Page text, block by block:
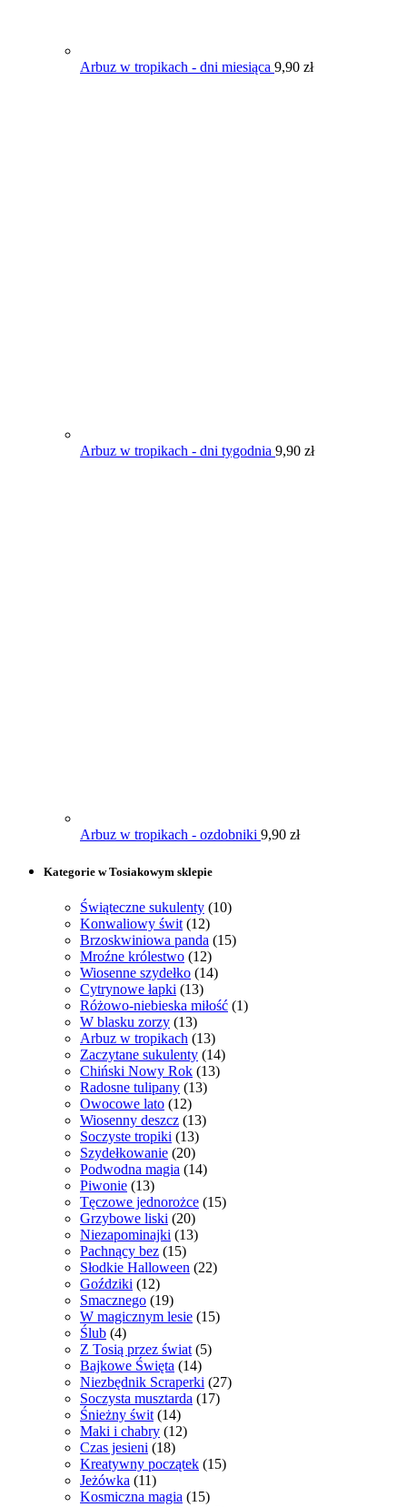
Arbuz w tropikach - dni miesiąca 9,90 zł
Arbuz w tropikach - dni tygodnia 9,90 zł
Arbuz w tropikach - ozdobniki 9,90 zł
Kategorie w Tosiakowym sklepie
Świąteczne sukulenty (10)
Konwaliowy świt (12)
Brzoskwiniowa panda (15)
Mroźne królestwo (12)
Wiosenne szydełko (14)
Cytrynowe łapki (13)
Różowo-niebieska miłość (1)
W blasku zorzy (13)
Arbuz w tropikach (13)
Zaczytane sukulenty (14)
Chiński Nowy Rok (13)
Radosne tulipany (13)
Owocowe lato (12)
Wiosenny deszcz (13)
Soczyste tropiki (13)
Szydełkowanie (20)
Podwodna magia (14)
Piwonie (13)
Tęczowe jednorożce (15)
Grzybowe liski (20)
Niezapominajki (13)
Pachnący bez (15)
Słodkie Halloween (22)
Goździki (12)
Smacznego (19)
W magicznym lesie (15)
Ślub (4)
Z Tosią przez świat (5)
Bajkowe Święta (14)
Niezbędnik Scraperki (27)
Soczysta musztarda (17)
Śnieżny świt (14)
Maki i chabry (12)
Czas jesieni (18)
Kreatywny początek (15)
Jeżówka (11)
Kosmiczna magia (15)